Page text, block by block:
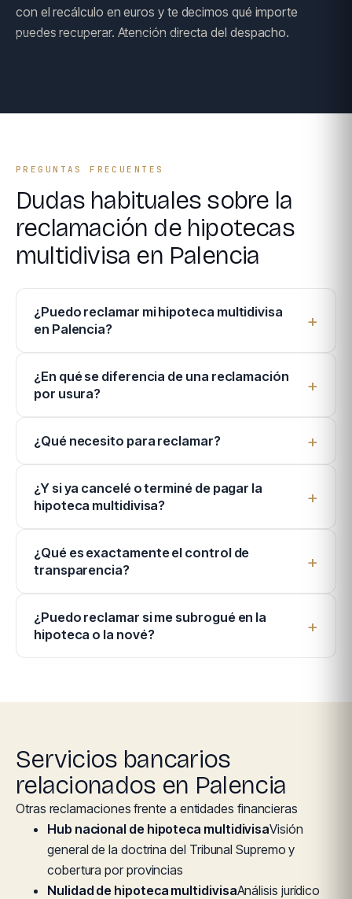
con el recálculo en euros y te decimos qué importe
puedes recuperar. Atención directa del despacho.
PREGUNTAS FRECUENTES
Dudas habituales sobre la
reclamación de hipotecas
multidivisa en Palencia
¿Puedo reclamar mi hipoteca multidivisa
en Palencia?
¿En qué se diferencia de una reclamación
por usura?
¿Qué necesito para reclamar?
¿Y si ya cancelé o terminé de pagar la
hipoteca multidivisa?
¿Qué es exactamente el control de
transparencia?
¿Puedo reclamar si me subrogué en la
hipoteca o la nové?
Servicios bancarios
relacionados en Palencia
Otras reclamaciones frente a entidades financieras
Hub nacional de hipoteca multidivisaVisión
general de la doctrina del Tribunal Supremo y
cobertura por provincias
Nulidad de hipoteca multidivisaAnálisis jurídico